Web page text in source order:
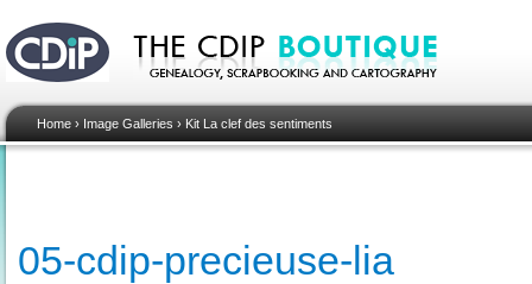
Home › Image Galleries › Kit La clef des sentiments
05-cdip-precieuse-lia